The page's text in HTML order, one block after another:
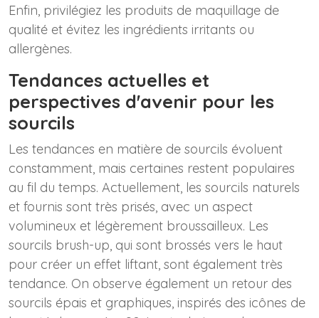
Enfin, privilégiez les produits de maquillage de
qualité et évitez les ingrédients irritants ou
allergènes.
Tendances actuelles et
perspectives d'avenir pour les
sourcils
Les tendances en matière de sourcils évoluent
constamment, mais certaines restent populaires
au fil du temps. Actuellement, les sourcils naturels
et fournis sont très prisés, avec un aspect
volumineux et légèrement broussailleux. Les
sourcils brush-up, qui sont brossés vers le haut
pour créer un effet liftant, sont également très
tendance. On observe également un retour des
sourcils épais et graphiques, inspirés des icônes de